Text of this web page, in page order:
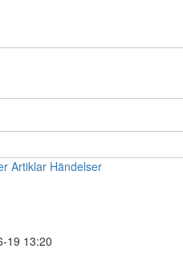
Artiklar Händelser
19 13:20